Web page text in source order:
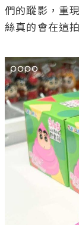
們的蹤影，重
絲真的會在這